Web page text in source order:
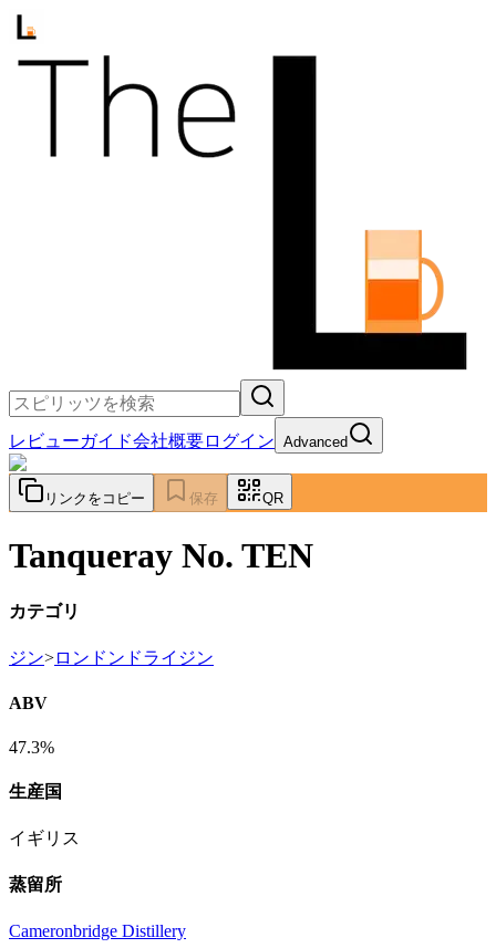
レビューガイド会社概要ログイン Advanced
リンクをコピー 保存 QR
Tanqueray No. TEN
カテゴリ
ジン>ロンドンドライジン
ABV
47.3%
生産国
イギリス
蒸留所
Cameronbridge Distillery